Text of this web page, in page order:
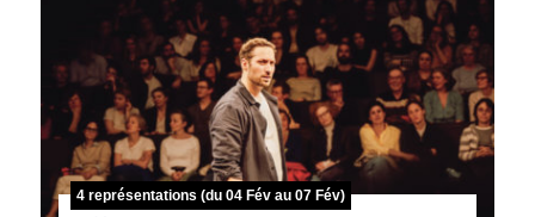
4 représentations (du 04 Fév au 07 Fév)